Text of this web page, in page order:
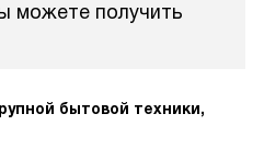
можете получить
бытовой техники,